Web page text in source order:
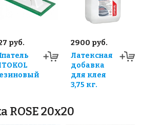
руб.
2900 руб.
Латексная
добавка
для клея
3,75 кг.
ROSE 20x20